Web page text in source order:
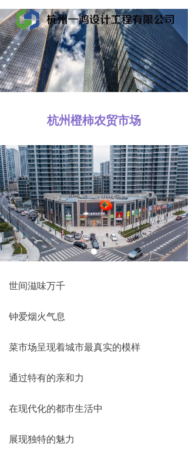
杭州橙柿农贸市场
世间滋味万千
钟爱烟火气息
菜市场呈现着城市最真实的模样
通过特有的亲和力
在现代化的都市生活中
展现独特的魅力